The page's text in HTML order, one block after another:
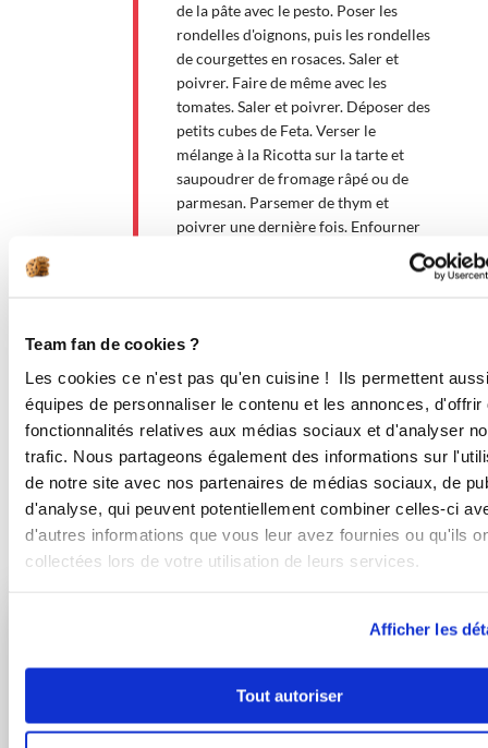
Team fan de cookies ?
Les cookies ce n'est pas qu'en cuisine ! Ils permettent
équipes de personnaliser le contenu et les annonces, d'offrir
fonctionnalités relatives aux médias sociaux et d'analyser
trafic. Nous partageons également des informations sur
de notre site avec nos partenaires de médias sociaux, de
d'analyse, qui peuvent potentiellement combiner celles-ci
d'autres informations que vous leur avez fournies ou qu'ils
collectées lors de votre utilisation de leurs services.
Afficher les
Tout autoriser
de la pâte avec le pesto. Poser les
rondelles d'oignons, puis les rondelles
de courgettes en rosaces. Saler et
poivrer. Faire de même avec les
tomates. Saler et poivrer. Déposer des
petits cubes de Feta. Verser le
mélange à la Ricotta sur la tarte et
saupoudrer de fromage râpé ou de
parmesan. Parsemer de thym et
poivrer une dernière fois. Enfourner
et baisser le four à 200°. Laisser cuire
pendant 30 minutes environ, jusqu'à
https://www.guydemarle.com/recettes/pesto-
du-jardin-chez-nanou-40337
Bon appétit !
Vous aimerez aussi ...
Christine Dooremont
Tarte chèvre et